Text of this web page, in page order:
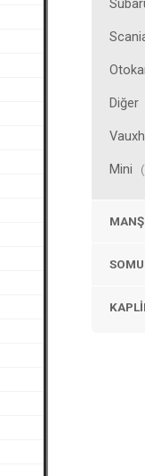
Diğer
Mini